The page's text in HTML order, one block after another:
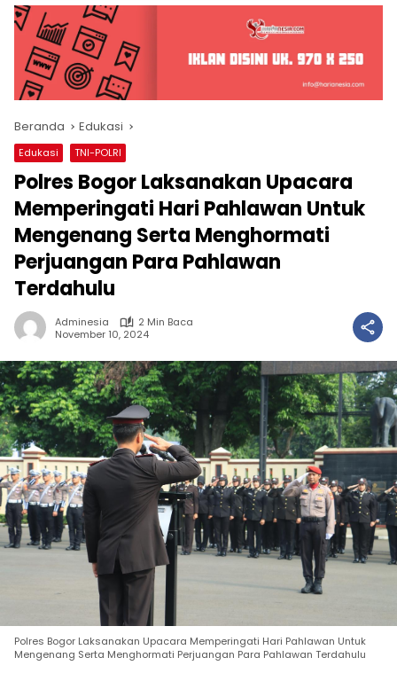
Beranda Edukasi
Edukasi TNI-POLRI
Polres Bogor Laksanakan Upacara
Memperingati Hari Pahlawan Untuk
Mengenang Serta Menghormati
Perjuangan Para Pahlawan
Terdahulu
Adminesia
2 Min Baca
November 10, 2024
Polres Bogor Laksanakan Upacara Memperingati Hari Pahlawan Untuk
Mengenang Serta Menghormati Perjuangan Para Pahlawan Terdahulu